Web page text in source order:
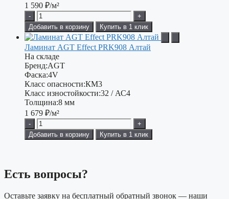
1 590 ₽/м²
-
+
Добавить в корзину
Купить в 1 клик
Ламинат AGT Effect PRK908 Алтай
На складе
Бренд:AGT
Фаска:4V
Класс опасности:КМ3
Класс изностойкости:32 / АС4
Толщина:8 мм
1 679 ₽/м²
-
+
Добавить в корзину
Купить в 1 клик
Есть вопросы?
Оставьте заявку на бесплатный обратный звонок — наши